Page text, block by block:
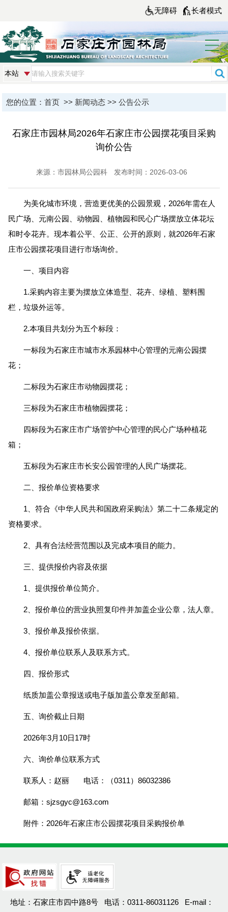
无障碍 长者模式
您的位置： 首页>> 新闻动态>> 公告公示
石家庄市园林局2026年石家庄市公园摆花项目采购
询价公告
来源：市园林局公园科 发布时间：2026-03-06
为美化城市环境，营造更优美的公园景观，2026年需在人
民广场、元南公园、动物园、植物园和民心广场摆放立体花坛
和时令花卉。现本着公平、公正、公开的原则，就2026年石家
庄市公园摆花项目进行市场询价。
一、项目内容
1.采购内容主要为摆放立体造型、花卉、绿植、塑料围
栏，垃圾外运等。
2.本项目共划分为五个标段：
一标段为石家庄市城市水系园林中心管理的元南公园摆
花；
二标段为石家庄市动物园摆花；
三标段为石家庄市植物园摆花；
四标段为石家庄市广场管护中心管理的民心广场种植花
箱；
五标段为石家庄市长安公园管理的人民广场摆花。
二、报价单位资格要求
1、符合《中华人民共和国政府采购法》第二十二条规定的
资格要求。
2、具有合法经营范围以及完成本项目的能力。
三、提供报价内容及依据
1、提供报价单位简介。
2、报价单位的营业执照复印件并加盖企业公章，法人章。
3、报价单及报价依据。
4、报价单位联系人及联系方式。
四、报价形式
纸质加盖公章报送或电子版加盖公章发至邮箱。
五、询价截止日期
2026年3月10日17时
六、询价单位联系方式
联系人：赵丽 电话：（0311）86032386
邮箱：sjzsgyc@163.com
附件：2026年石家庄市公园摆花项目采购报价单